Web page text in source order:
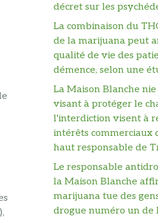
décret sur les
La combinaison du
de la marijuana peut
qualité de vie des
démence, selon une
La Maison Blanche
visant à protéger le
l'interdiction visent à
intérêts commerciaux
haut responsable de
Le responsable
la Maison Blanche
marijuana tue des
drogue numéro un de